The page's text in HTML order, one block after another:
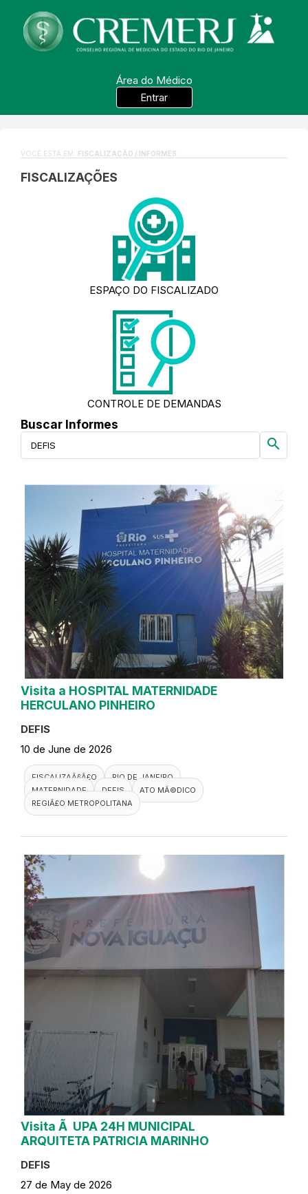
Área do Médico
Entrar
VOCÊ ESTÁ EM: FISCALIZAÇÃO / INFORMES
FISCALIZAÇÕES
ESPAÇO DO FISCALIZADO
CONTROLE DE DEMANDAS
Buscar Informes
search
Visita a HOSPITAL MATERNIDADE
HERCULANO PINHEIRO
DEFIS
10 de June de 2026
FISCALIZAÃ§Ã£O
RIO DE JANEIRO
MATERNIDADE
DEFIS
ATO MÃ©DICO
REGIÃ£O METROPOLITANA
Visita Ã UPA 24H MUNICIPAL
ARQUITETA PATRICIA MARINHO
DEFIS
27 de May de 2026